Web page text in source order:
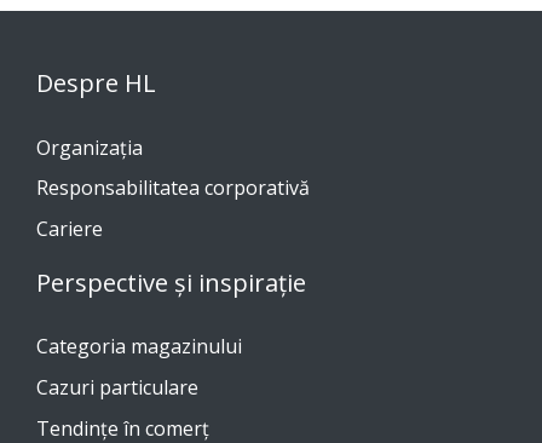
Despre HL
Organizația
Responsabilitatea corporativă
Cariere
Perspective și inspirație
Categoria magazinului
Cazuri particulare
Tendinţe în comerţ